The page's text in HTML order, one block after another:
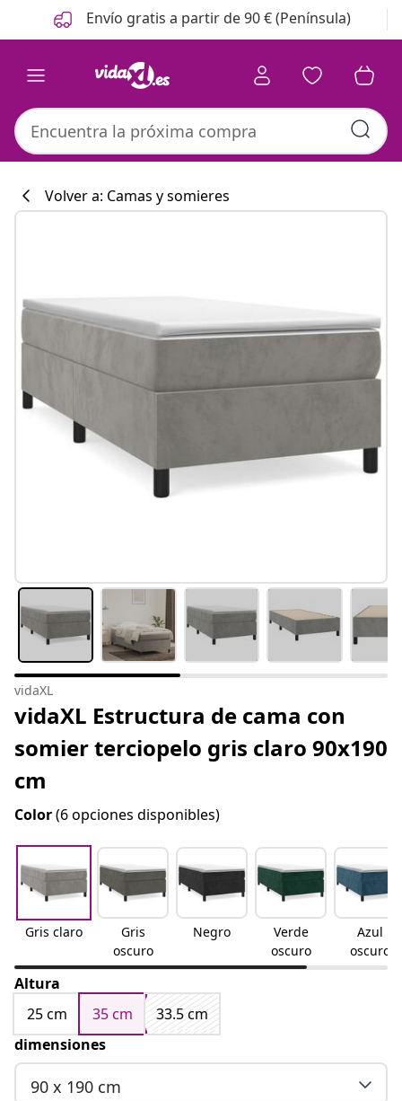
Anterior
Siguiente Envío gratis a partir de 90 € (Península)
#sharemevidaxl
Volver a: Camas y somieres
vidaXL
vidaXL Estructura de cama con
somier terciopelo gris claro 90x190
cm
Color(6 opciones disponibles)
Gris claro
Gris
oscuro
Negro
Verde
oscuro
Azul
oscuro
Altura
25 cm
35 cm
33.5 cm
dimensiones
90 x 190 cm